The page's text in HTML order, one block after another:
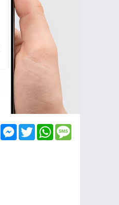
FacebookMessenger
TwitterWhatsApp